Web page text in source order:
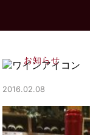
お知らせ
2016.02.08